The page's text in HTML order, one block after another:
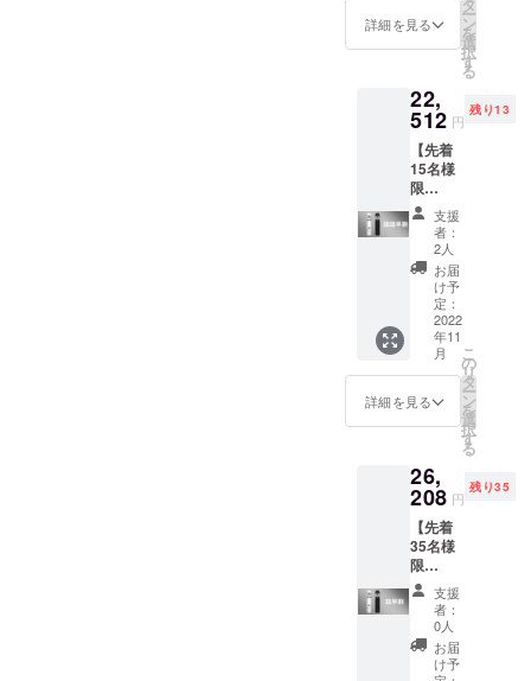
トを通
援購入
をいた
だき、
現在進
めてい
る環境
から量
産体制
を更に
整える
ことが
できた
場合、
正規販
売価格
が販売
予定価
もござ
いま
す。
【先着
35名様
限
定！】
「Cyclo
F35」 1
個 [一般
込）の
10％OF
F] 【送
いて】
商品代
金に
は、ご
自宅ま
での送
料も含
まれて
おりま
す。
【その
他注意
事項】
※本プロ
ジェク
トを通
して想
をいた
だき、
現在進
めてい
る環境
から量
産体制
を更に
整える
ことが
できた
詳細を見る ー
ン
を
選
択
す
る
22,
512 円
残り13
【先着
15名様
限
定！】
「Cyclo
F35」 2
個 [一般
販売予
定価格
33,600
（税・
送料
込）の
33％OF
料につ
いて】
商品代
金に
は、ご
自宅ま
での送
料も含
まれて
おりま
す。
支援
者：
2人
お届
け予
定：
2022
年11
月
詳細を見る
こ
の
リ
タ
ー
ン
を
選
択
す
る
26,
208 円
残り35
【先着
35名様
限
定！】
「Cyclo
F35」 2
個 [一般
支援
者：
0人
お届
け予